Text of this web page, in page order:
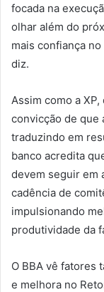
focada na
olhar além do
mais confiança no
diz.
Assim como a XP,
convicção de que
traduzindo em
banco acredita
devem seguir em
cadência de
impulsionando
produtividade da
O BBA vê fatores
e melhora no